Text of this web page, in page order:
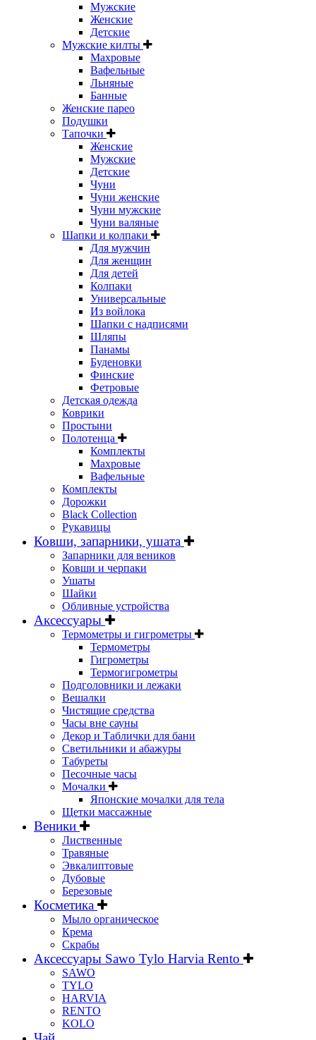
Мужские
Женские
Детские
Мужские килты
Махровые
Вафельные
Льняные
Банные
Женские парео
Подушки
Тапочки
Женские
Мужские
Детские
Чуни
Чуни женские
Чуни мужские
Чуни валяные
Шапки и колпаки
Для мужчин
Для женщин
Для детей
Колпаки
Универсальные
Из войлока
Шапки с надписями
Шляпы
Панамы
Буденовки
Финские
Фетровые
Детская одежда
Коврики
Простыни
Полотенца
Комплекты
Махровые
Вафельные
Комплекты
Дорожки
Black Collection
Рукавицы
Ковши, запарники, ушата
Запарники для веников
Ковши и черпаки
Ушаты
Шайки
Обливные устройства
Аксессуары
Термометры и гигрометры
Термометры
Гигрометры
Термогигрометры
Подголовники и лежаки
Вешалки
Чистящие средства
Часы вне сауны
Декор и Таблички для бани
Светильники и абажуры
Табуреты
Песочные часы
Мочалки
Японские мочалки для тела
Щетки массажные
Веники
Лиственные
Травяные
Эвкалиптовые
Дубовые
Березовые
Косметика
Мыло органическое
Крема
Скрабы
Аксессуары Sawo Tylo Harvia Rento
SAWO
TYLO
HARVIA
RENTO
KOLO